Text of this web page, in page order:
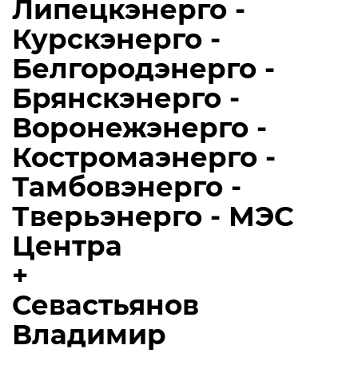
Липецкэнерго -
Курскэнерго -
Белгородэнерго -
Брянскэнерго -
Воронежэнерго -
Костромаэнерго -
Тамбовэнерго -
Тверьэнерго - МЭС
Центра
+
Севастьянов
Владимир